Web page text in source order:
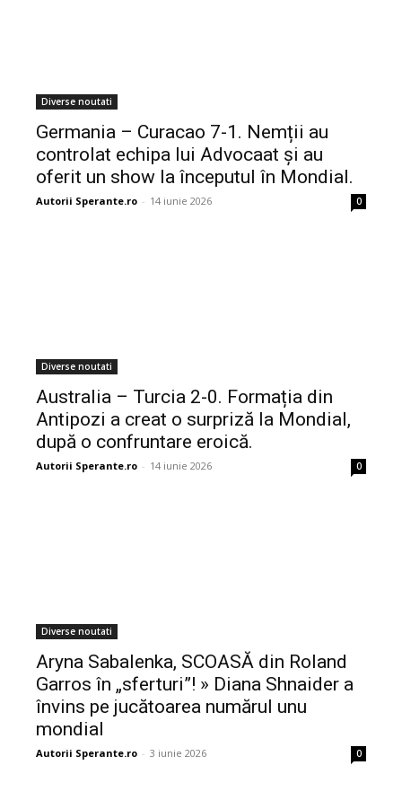
Diverse noutati
Germania – Curacao 7-1. Nemții au
controlat echipa lui Advocaat și au
oferit un show la începutul în Mondial.
Autorii Sperante.ro - 14 iunie 2026 0
Diverse noutati
Australia – Turcia 2-0. Formația din
Antipozi a creat o surpriză la Mondial,
după o confruntare eroică.
Autorii Sperante.ro - 14 iunie 2026 0
Diverse noutati
Aryna Sabalenka, SCOASĂ din Roland
Garros în „sferturi”! » Diana Shnaider a
învins pe jucătoarea numărul unu
mondial
Autorii Sperante.ro - 3 iunie 2026 0